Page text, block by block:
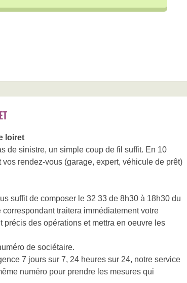
loiret
de sinistre, un simple coup de fil suffit. En 10
vos rendez-vous (garage, expert, véhicule de prêt)
suffit de composer le 32 33 de 8h30 à 18h30 du
traitera immédiatement votre
des opérations et mettra en oeuvre les
de sociétaire.
7 jours sur 7, 24 heures sur 24, notre service
numéro pour prendre les mesures qui